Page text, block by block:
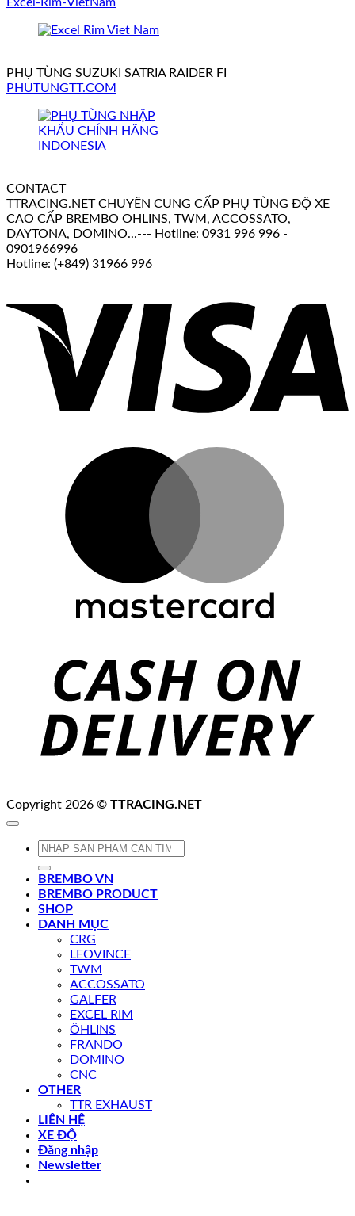
PHỤ TÙNG SUZUKI SATRIA RAIDER FI
PHUTUNGTT.COM
CONTACT
TTRACING.NET CHUYÊN CUNG CẤP PHỤ TÙNG ĐỘ XE
CAO CẤP BREMBO OHLINS, TWM, ACCOSSATO,
DAYTONA, DOMINO...--- Hotline: 0931 996 996 -
0901966996
Hotline: (+849) 31966 996
Copyright 2026 © TTRACING.NET
Tìm
BREMBO VN
BREMBO PRODUCT
SHOP
DANH MỤC
CRG
LEOVINCE
TWM
ACCOSSATO
GALFER
EXCEL RIM
ÖHLINS
FRANDO
DOMINO
CNC
OTHER
TTR EXHAUST
LIÊN HỆ
XE ĐỘ
Đăng nhập
Newsletter